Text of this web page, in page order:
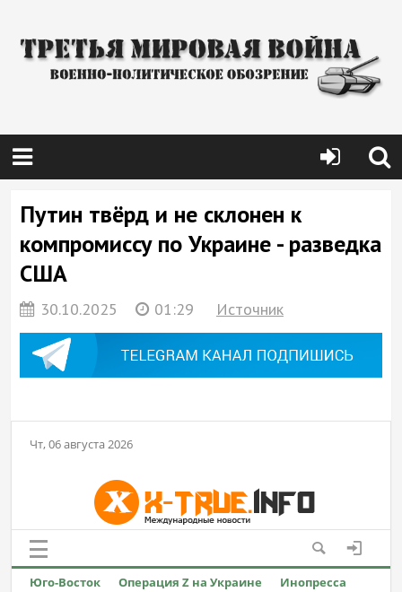
Путин твёрд и не склонен к
компромиссу по Украине - разведка
США
30.10.2025 01:29 Источник